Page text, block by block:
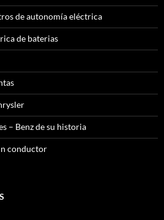
de autonomía eléctrica
de baterias
– Benz de su historia
conductor